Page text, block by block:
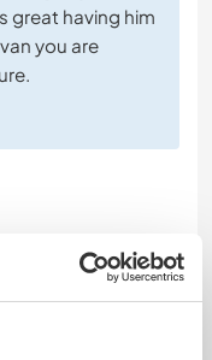
great having him
you are
8 mar 2026